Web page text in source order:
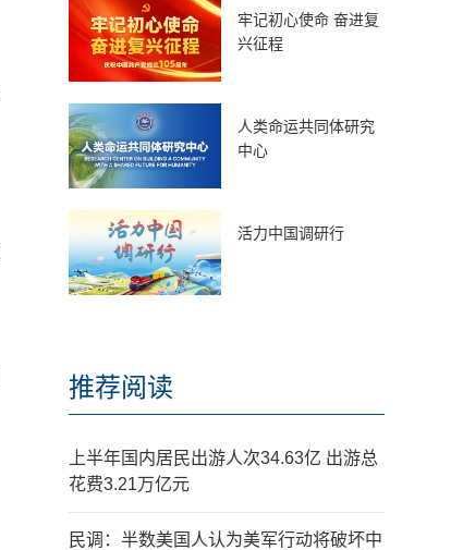
牢记初心使命 奋进复
兴征程
人类命运共同体研究
中心
活力中国调研行
推荐阅读
上半年国内居民出游人次34.63亿 出游总
花费3.21万亿元
民调：半数美国人认为美军行动将破坏中